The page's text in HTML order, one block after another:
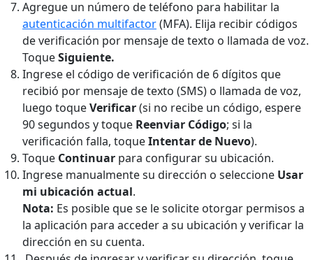
Agregue un número de teléfono para habilitar la
autenticación multifactor(MFA). Elija recibir códigos
de verificación por mensaje de texto o llamada de voz.
ToqueSiguiente.
Ingrese el código de verificación de 6 dígitos que
recibió por mensaje de texto (SMS) o llamada de voz,
luego toqueVerificar(si no recibe un código, espere
90 segundos y toque Reenviar Código; si la
verificación falla, toqueIntentar de Nuevo).
Toque Continuar para configurar su ubicación.
Ingrese manualmente su dirección o seleccione Usar
mi ubicación actual.
Nota: Es posible que se le solicite otorgar permisos a
la aplicación para acceder a su ubicación y verificar la
dirección en su cuenta.